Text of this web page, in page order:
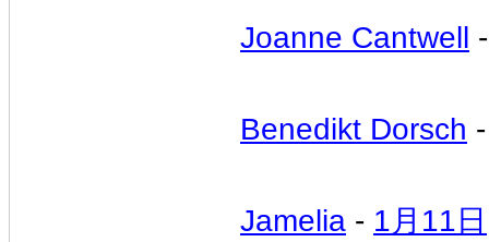
Joanne Cantwell
Benedikt Dorsch
Jamelia - 1月11日